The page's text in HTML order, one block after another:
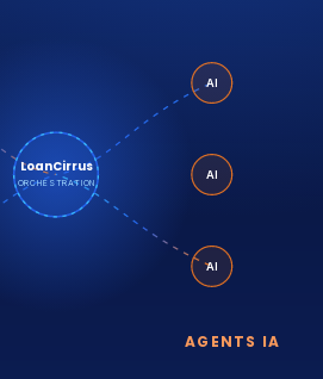
AI
AI
AI
LoanCirrus
ORCHESTRATION
AGENTS IA